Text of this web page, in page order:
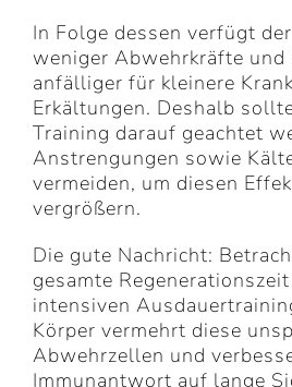
In Folge dessen verfügt
weniger Abwehrkräfte
anfälliger für kleinere
Erkältungen. Deshalb
Training darauf geachtet
Anstrengungen sowie
vermeiden, um diesen
vergrößern.
Die gute Nachricht:
gesamte
intensiven
Körper vermehrt diese
Abwehrzellen und
Immunantwort auf lange